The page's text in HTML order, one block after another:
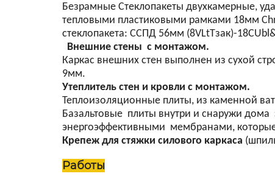
Безрамные Стеклопакеты двухкамерные,
тепловыми пластиковыми рамками 18мм
стеклопакета: CСПД 56мм (8VLtTзак)-
Внешние стены с монтажом.
Каркас внешних стен выполнен из сухой
9мм.
Утеплитель стен и кровли с монтажом.
Теплоизоляционные плиты, из каменной
Базальтовые плиты внутри и снаружи
энергоэффективными мембранами,
Крепеж для стяжки силового каркаса
Работы